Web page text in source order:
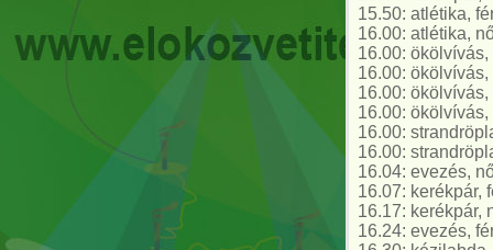
15.50: atlétika,
16.00: atlétika,
16.00:
16.00:
16.00:
16.00:
16.00:
16.00:
16.04: evezés,
16.07: kerékpár,
16.17: kerékpár,
16.24: evezés,